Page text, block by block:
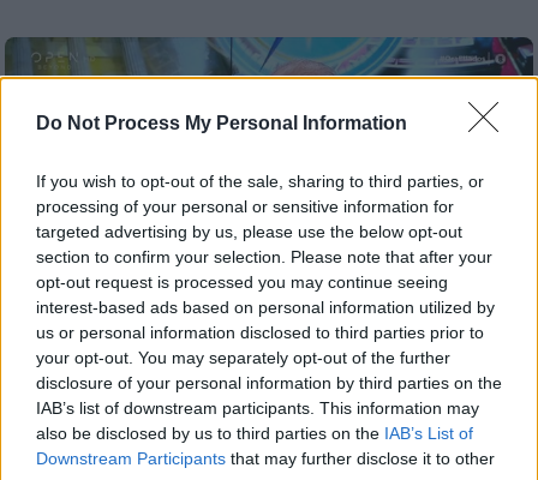
Do Not Process My Personal Information
If you wish to opt-out of the sale, sharing to third parties, or
processing of your personal or sensitive information for
targeted advertising by us, please use the below opt-out
section to confirm your selection. Please note that after your
opt-out request is processed you may continue seeing
interest-based ads based on personal information utilized by
us or personal information disclosed to third parties prior to
your opt-out. You may separately opt-out of the further
disclosure of your personal information by third parties on the
IAB’s list of downstream participants. This information may
also be disclosed by us to third parties on the IAB’s List of
Downstream Participants that may further disclose it to other
Πολιτική|10.06.2026 10:54
Kυριάκος Βελόπουλος: Δηλώσεις για
εφορία, μεταναστευτικό, εκλογές,
Σύνταγμα και ΑΟΖ